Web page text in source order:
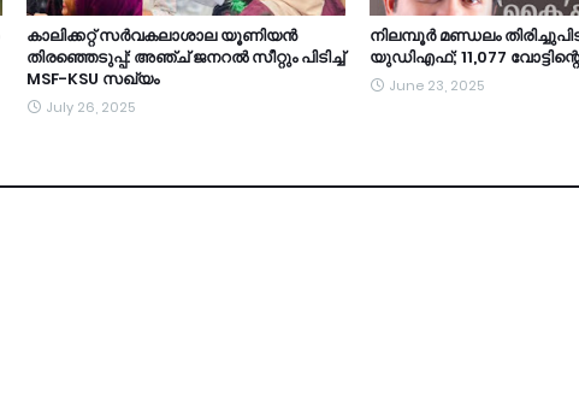
കാലിക്കറ്റ് സര്‍വകലാശാല യൂണിയന്‍
തിരഞ്ഞെടുപ്പ്: അഞ്ച് ജനറല്‍ സീറ്റും പിടിച്ച്
MSF-KSU സഖ്യം
July 26, 2025
നിലമ്പൂര്‍ മണ്ഡലം
യുഡിഎഫ്; 11,077
June 23, 2025